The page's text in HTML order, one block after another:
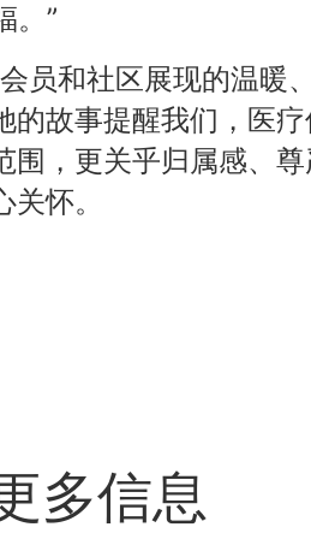
。”
员和社区展现的温暖
的故事提醒我们，医
围，更关乎归属感、
怀。
多信息